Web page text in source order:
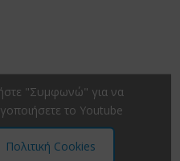
"Συμφωνώ" για να
το Youtube
Πολιτική Cookies